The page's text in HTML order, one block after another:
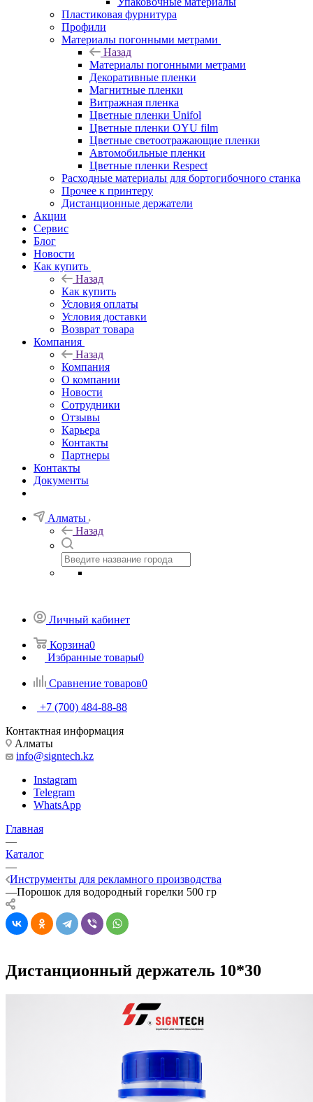
Пластиковая фурнитура
Профили
Материалы погонными метрами
Назад
Материалы погонными метрами
Декоративные пленки
Магнитные пленки
Витражная пленка
Цветные пленки Unifol
Цветные пленки OYU film
Цветные светоотражающие пленки
Автомобильные пленки
Цветные пленки Respect
Расходные материалы для бортогибочного станка
Прочее к принтеру
Дистанционные держатели
Акции
Сервис
Блог
Новости
Как купить
Назад
Как купить
Условия оплаты
Условия доставки
Возврат товара
Компания
Назад
Компания
О компании
Новости
Сотрудники
Отзывы
Карьера
Контакты
Партнеры
Контакты
Документы
Алматы
Назад
Личный кабинет
Корзина0
Избранные товары0
Сравнение товаров0
+7 (700) 484-88-88
Контактная информация
Алматы
info@signtech.kz
Instagram
Telegram
WhatsApp
Главная
—
Каталог
—
Инструменты для рекламного производства
—Порошок для водородный горелки 500 гр
Дистанционный держатель 10*30